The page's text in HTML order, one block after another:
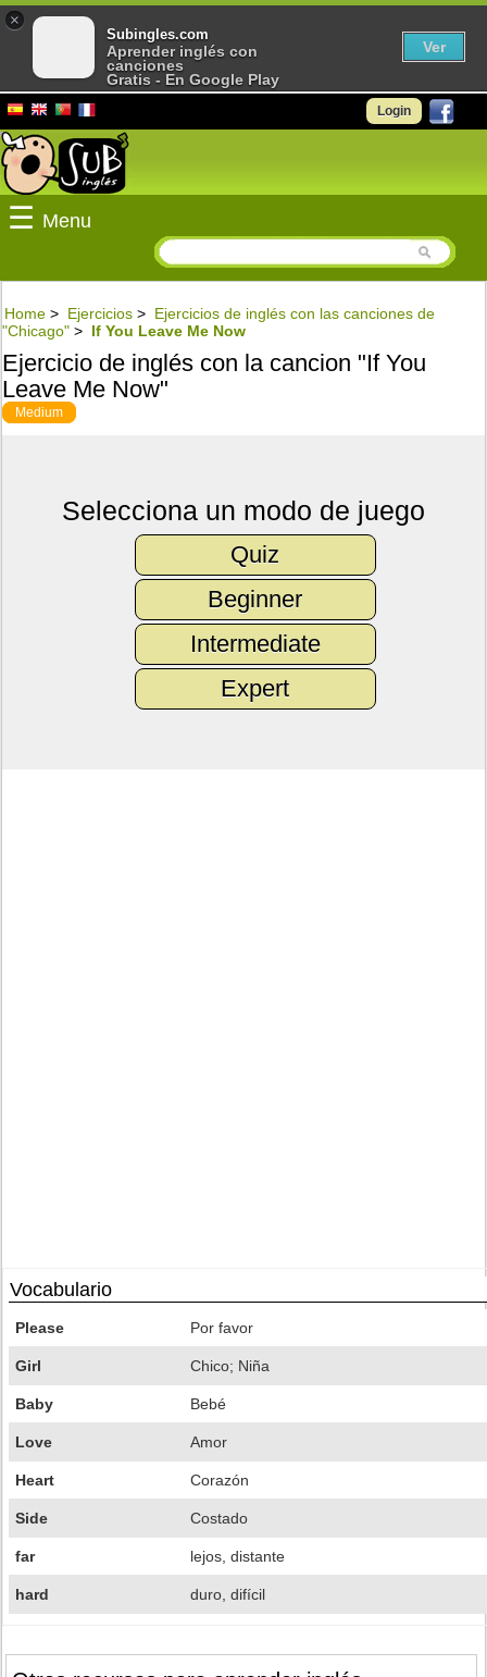
Login
☰ Menu
Home > Ejercicios > Ejercicios de inglés con las canciones de
"Chicago" > If You Leave Me Now
Ejercicio de inglés con la cancion "If You
Leave Me Now"
Medium
Selecciona un modo de juego
Quiz
Beginner
Intermediate
Expert
Vocabulario
Please Por favor
Girl Chico; Niña
Baby Bebé
Love Amor
Heart Corazón
Side Costado
far lejos, distante
hard duro, difícil
×
Subingles.com
Aprender inglés con
canciones
Gratis - En Google Play
Ver